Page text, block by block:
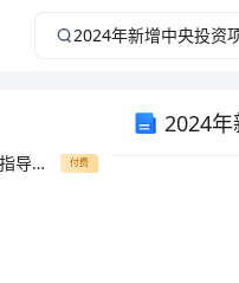
药物分析第7版学习指导与习题集 附答案 付费
2024